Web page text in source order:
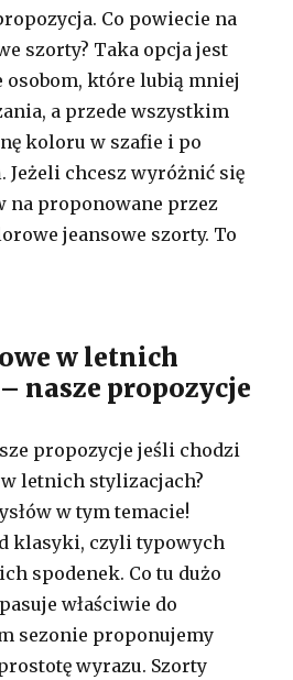
Co powiecie na
szorty? Taka opcja jest
które lubią mniej
a przede wszystkim
koloru w szafie i po
Jeżeli chcesz wyróżnić się
na proponowane przez
jeansowe szorty. To
w letnich
nasze propozycje
propozycje jeśli chodzi
letnich stylizacjach?
w tym temacie!
klasyki, czyli typowych
spodenek. Co tu dużo
właściwie do
sezonie proponujemy
wyrazu. Szorty